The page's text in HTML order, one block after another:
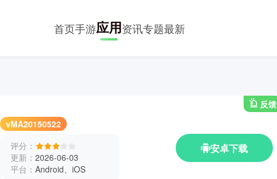
首页手游应用资讯专题最新
反馈
vMA20150522
评分：
更新： 2026-06-03
平台： Android、iOS
安卓下载